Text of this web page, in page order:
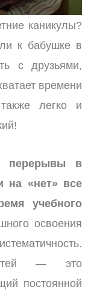
каникулы?
к бабушке в
с друзьями,
времени
легко и
перерывы в
на «нет» все
учебного
освоения
— это
постоянной